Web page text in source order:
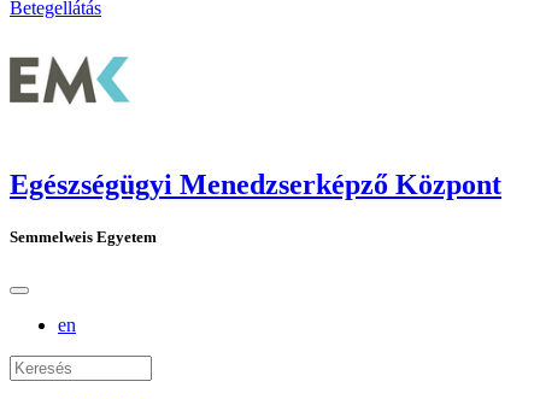
Betegellátás
Egészségügyi Menedzserképző Központ
Semmelweis Egyetem
en